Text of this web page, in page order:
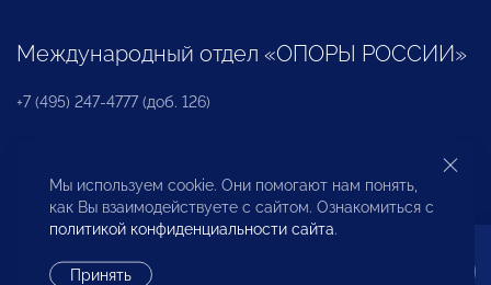
Международный отдел «ОПОРЫ РОССИИ»
+7 (495) 247-4777 (доб. 126)
Бюро по защите прав предпринимателей и
инвесторов
Мы используем cookie. Они помогают нам понять,
как Вы взаимодействуете с сайтом. Ознакомиться с
политикой конфиденциальности сайта.
Принять